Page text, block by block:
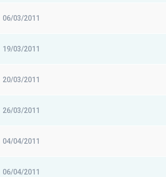
06/03/2011
19/03/2011
20/03/2011
26/03/2011
04/04/2011
06/04/2011